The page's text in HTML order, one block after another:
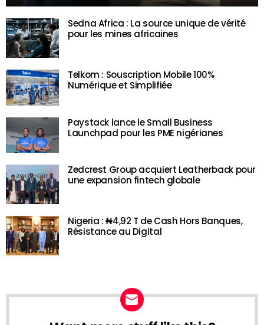
Sedna Africa : La source unique de vérité
pour les mines africaines
Telkom : Souscription Mobile 100%
Numérique et Simplifiée
Paystack lance le Small Business
Launchpad pour les PME nigérianes
Zedcrest Group acquiert Leatherback pour
une expansion fintech globale
Nigeria : ₦4,92 T de Cash Hors Banques,
Résistance au Digital